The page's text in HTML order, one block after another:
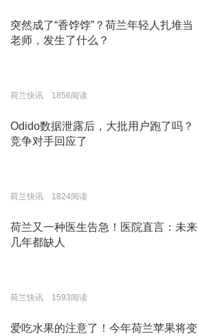
突然成了“香饽饽”？荷兰年轻人扎堆当
老师，发生了什么？
荷兰快讯 1856阅读
Odido数据泄露后，大批用户跑了吗？
竞争对手回应了
荷兰快讯 1824阅读
荷兰又一种医生告急！医院直言：未来
几年都缺人
荷兰快讯 1593阅读
爱吃水果的注意了！今年荷兰苹果将变